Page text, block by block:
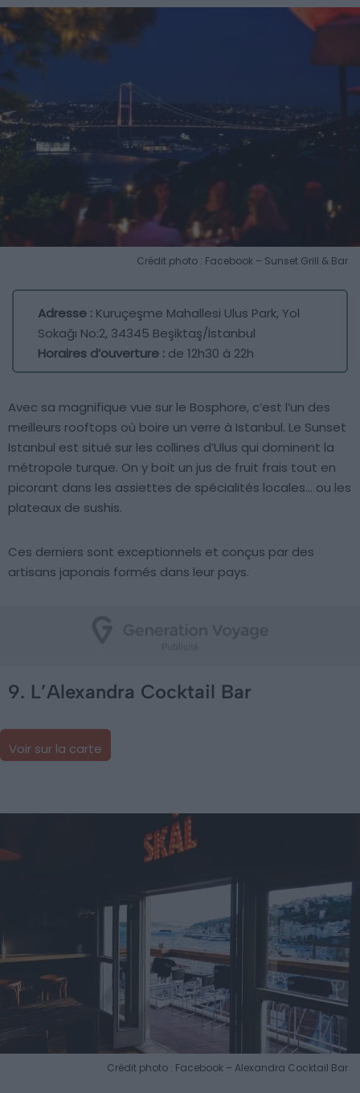
Crédit photo : Facebook – Sunset Grill & Bar
Adresse : Kuruçeşme Mahallesi Ulus Park, Yol
Sokağı No:2, 34345 Beşiktaş/İstanbul
Horaires d’ouverture : de 12h30 à 22h
Avec sa magnifique vue sur le Bosphore, c’est l’un des
meilleurs rooftops où boire un verre à Istanbul. Le Sunset
Istanbul est situé sur les collines d’Ulus qui dominent la
métropole turque. On y boit un jus de fruit frais tout en
picorant dans les assiettes de spécialités locales… ou les
plateaux de sushis.
Ces derniers sont exceptionnels et conçus par des
artisans japonais formés dans leur pays.
9. L’Alexandra Cocktail Bar
Voir sur la carte
Crédit photo : Facebook – Alexandra Cocktail Bar